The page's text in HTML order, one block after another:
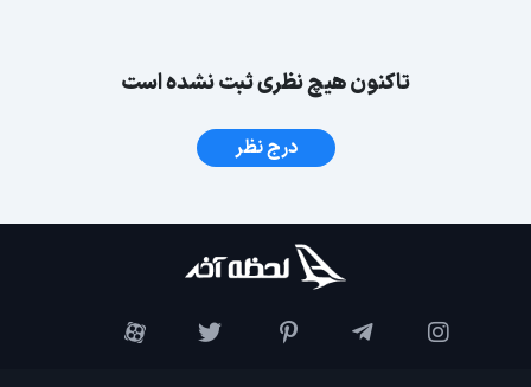
تاکنون هیچ نظری ثبت نشده است
درج نظر